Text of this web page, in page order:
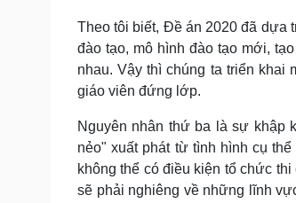
Theo tôi biết, Đề án 2020 đã dựa
đào tạo, mô hình đào tạo mới,
nhau. Vậy thì chúng ta triển khai
giáo viên đứng lớp.
Nguyên nhân thứ ba là sự khập
nẻo" xuất phát từ tình hình cụ
không thể có điều kiện tổ chức
sẽ phải nghiêng về những lĩnh